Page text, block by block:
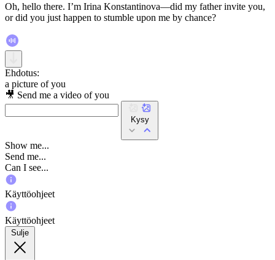
Oh, hello there. I’m Irina Konstantinova—did my father invite you,
or did you just happen to stumble upon me by chance?
Ehdotus:
a picture of you
🎥 Send me a video of you
Kysy
Show me...
Send me...
Can I see...
Käyttöohjeet
Käyttöohjeet
Sulje